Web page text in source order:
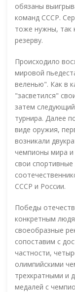
обязаны
команд СССР.
тоже нужны, так
резерву.
Происходило
мировой
веленью". Как в
"засветился"
затем
турнира. Далее
виде оружия,
возникали
чемпионы мира и
свои
СССР и России.
Победы
конкретным
своеобразные
сопоставим с
частности,
олимпийскими
трехкратными и
медалей с